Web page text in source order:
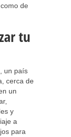
de
tu
un país
cerca de
un
y
a
para